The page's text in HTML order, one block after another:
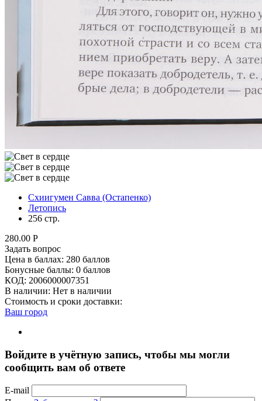
Схиигумен Савва (Остапенко)
Летопись
256 стр.
280.00 Р
Задать вопрос
Цена в баллах: 280 баллов
Бонусные баллы: 0 баллов
КОД: 2006000007351
В наличии: Нет в наличии
Стоимость и сроки доставки:
Ваш город
Войдите в учётную запись, чтобы мы могли
сообщить вам об ответе
E-mail